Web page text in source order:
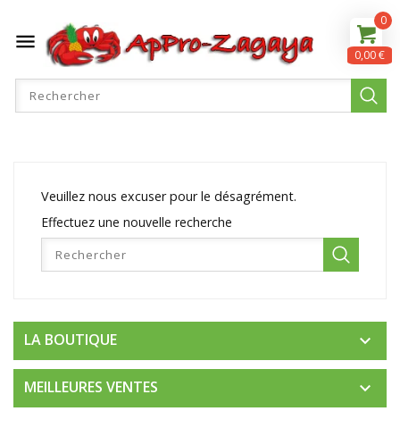

Veuillez nous excuser pour le désagrément.
Effectuez une nouvelle recherche
LA BOUTIQUE 
MEILLEURES VENTES 
0
0,00 €